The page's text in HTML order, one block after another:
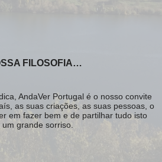
FILOSOFIA…
AndaVer Portugal é o nosso convite
as suas criações, as suas pessoas, o
em fazer bem e de partilhar tudo isto
um grande sorriso.